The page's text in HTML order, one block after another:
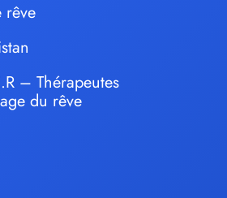
rêve
– Thérapeutes
du rêve